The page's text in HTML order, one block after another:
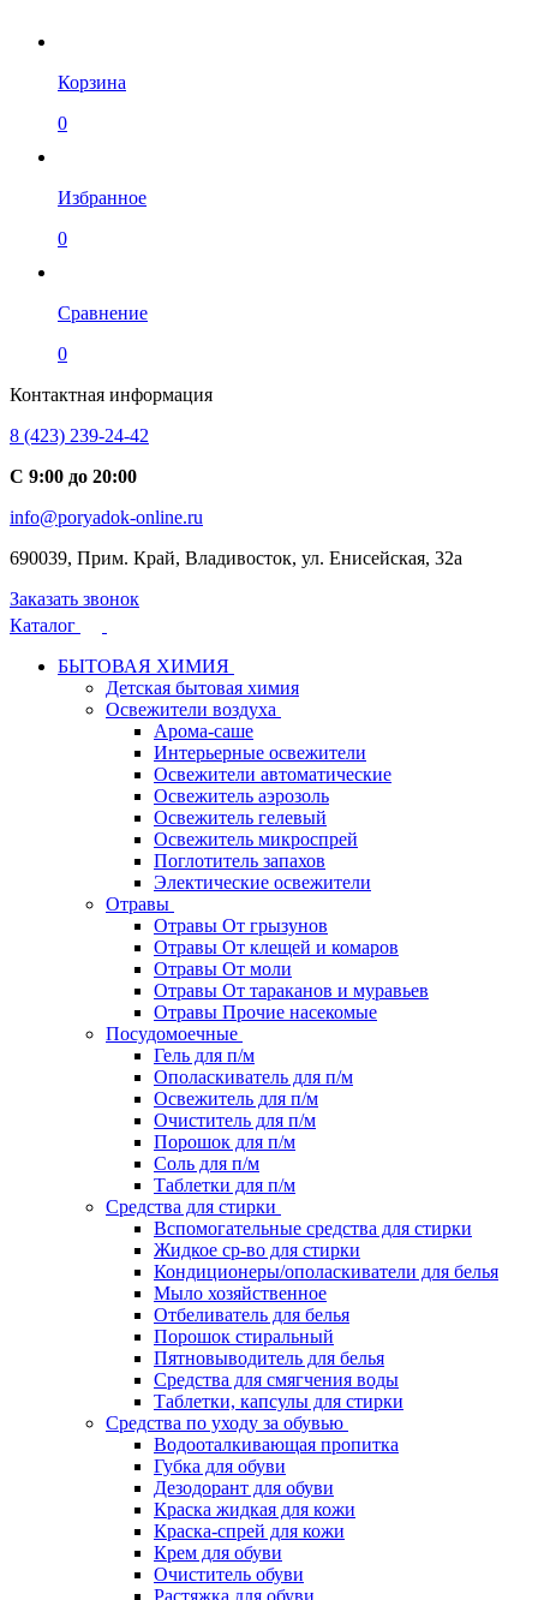
Корзина
0
Избранное
0
Сравнение
0
Контактная информация
8 (423) 239-24-42
С 9:00 до 20:00
info@poryadok-online.ru
690039, Прим. Край, Владивосток, ул. Енисейская, 32а
Заказать звонок
Каталог
БЫТОВАЯ ХИМИЯ
Детская бытовая химия
Освежители воздуха
Арома-саше
Интерьерные освежители
Освежители автоматические
Освежитель аэрозоль
Освежитель гелевый
Освежитель микроспрей
Поглотитель запахов
Электические освежители
Отравы
Отравы От грызунов
Отравы От клещей и комаров
Отравы От моли
Отравы От тараканов и муравьев
Отравы Прочие насекомые
Посудомоечные
Гель для п/м
Ополаскиватель для п/м
Освежитель для п/м
Очиститель для п/м
Порошок для п/м
Соль для п/м
Таблетки для п/м
Средства для стирки
Вспомогательные средства для стирки
Жидкое ср-во для стирки
Кондиционеры/ополаскиватели для белья
Мыло хозяйственное
Отбеливатель для белья
Порошок стиральный
Пятновыводитель для белья
Средства для смягчения воды
Таблетки, капсулы для стирки
Средства по уходу за обувью
Водооталкивающая пропитка
Губка для обуви
Дезодорант для обуви
Краска жидкая для кожи
Краска-спрей для кожи
Крем для обуви
Очиститель обуви
Растяжка для обуви